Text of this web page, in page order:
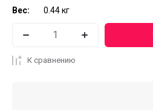
Вес: 0.44 кг
К сравнению